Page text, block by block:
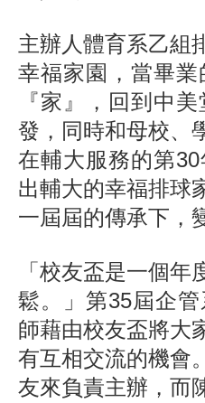
主辦人體育系乙組
幸福家園，當畢
『家』，回到中
發，同時和母校、
在輔大服務的第
出輔大的幸福排球
一屆屆的傳承下，
「校友盃是一個
鬆。」第35屆企
師藉由校友盃將大
有互相交流的機會
友來負責主辦，而